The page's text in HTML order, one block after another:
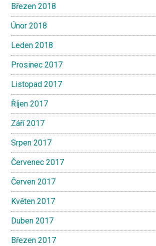
Březen 2018
Únor 2018
Leden 2018
Prosinec 2017
Listopad 2017
Říjen 2017
Září 2017
Srpen 2017
Červenec 2017
Červen 2017
Květen 2017
Duben 2017
Březen 2017